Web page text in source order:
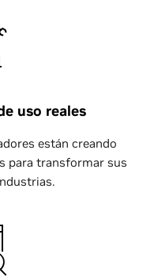
uso reales
están creando
para transformar sus